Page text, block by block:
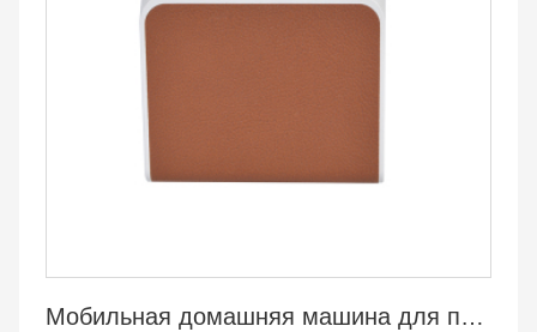
Мобильная домашняя машина для печати этикеток и наклеек